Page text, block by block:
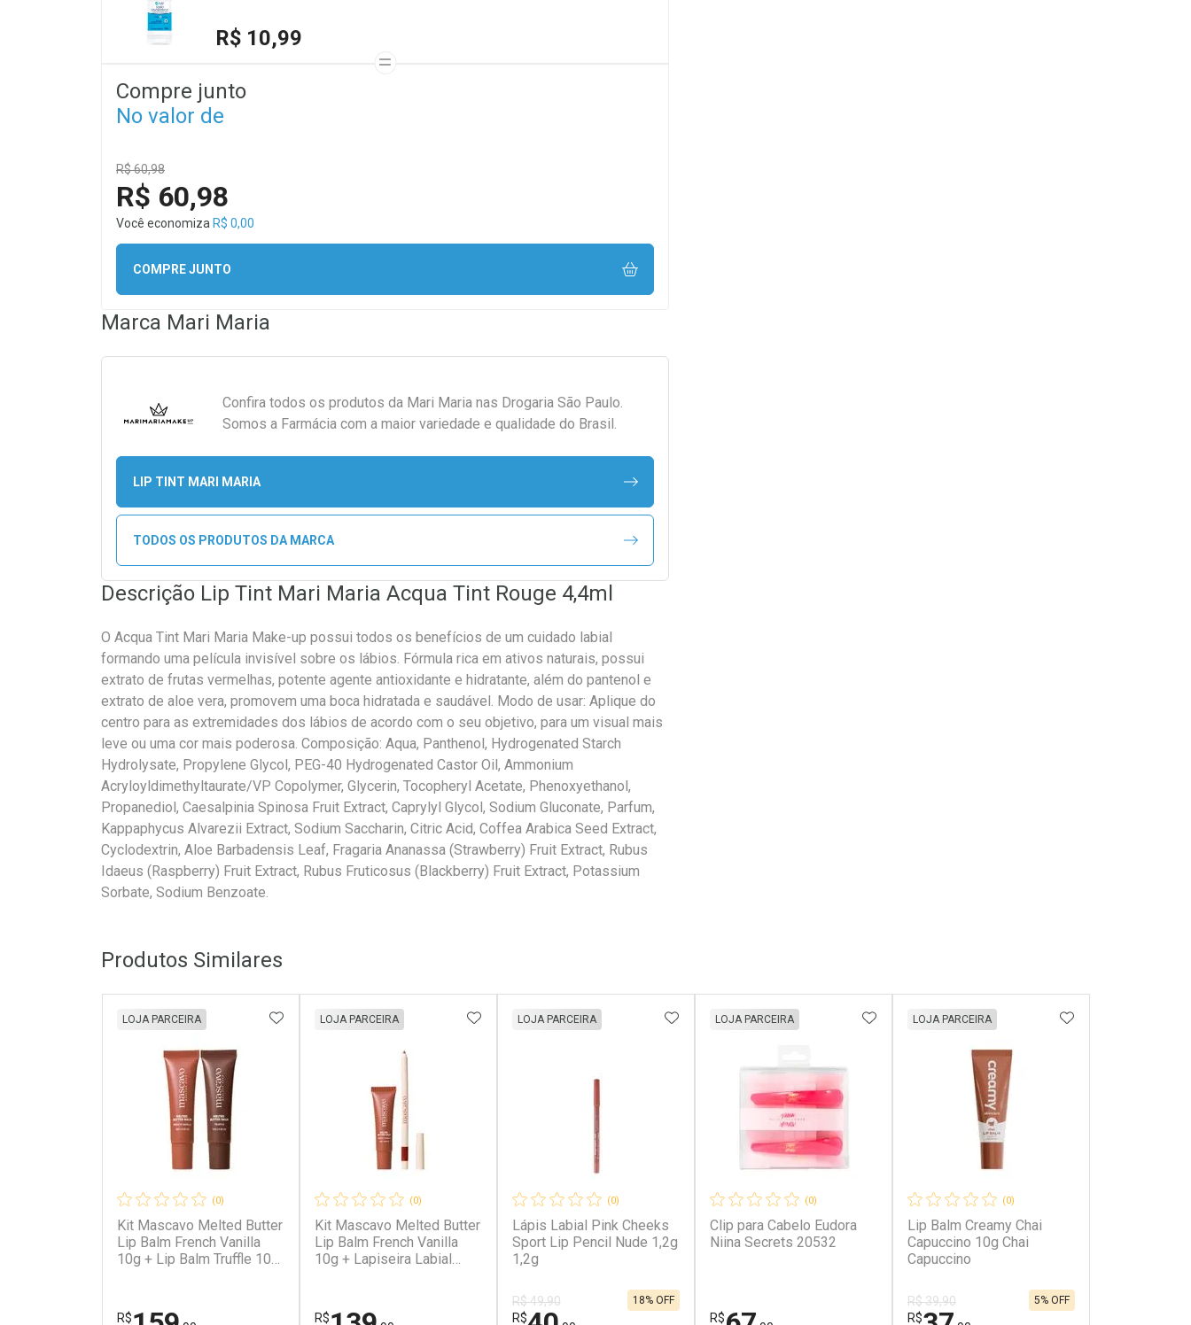
R$ 10,99
Compre junto
No valor de
R$ 60,98
R$ 60,98
Você economiza R$ 0,00
COMPRE JUNTO
Marca Mari Maria
Confira todos os produtos da Mari Maria nas Drogaria São Paulo.
Somos a Farmácia com a maior variedade e qualidade do Brasil.
LIP TINT MARI MARIA
TODOS OS PRODUTOS DA MARCA
Descrição Lip Tint Mari Maria Acqua Tint Rouge 4,4ml
O Acqua Tint Mari Maria Make-up possui todos os benefícios de um cuidado labial
formando uma película invisível sobre os lábios. Fórmula rica em ativos naturais, possui
extrato de frutas vermelhas, potente agente antioxidante e hidratante, além do pantenol e
extrato de aloe vera, promovem uma boca hidratada e saudável. Modo de usar: Aplique do
centro para as extremidades dos lábios de acordo com o seu objetivo, para um visual mais
leve ou uma cor mais poderosa. Composição: Aqua, Panthenol, Hydrogenated Starch
Hydrolysate, Propylene Glycol, PEG-40 Hydrogenated Castor Oil, Ammonium
Acryloyldimethyltaurate/VP Copolymer, Glycerin, Tocopheryl Acetate, Phenoxyethanol,
Propanediol, Caesalpinia Spinosa Fruit Extract, Caprylyl Glycol, Sodium Gluconate, Parfum,
Kappaphycus Alvarezii Extract, Sodium Saccharin, Citric Acid, Coffea Arabica Seed Extract,
Cyclodextrin, Aloe Barbadensis Leaf, Fragaria Ananassa (Strawberry) Fruit Extract, Rubus
Idaeus (Raspberry) Fruit Extract, Rubus Fruticosus (Blackberry) Fruit Extract, Potassium
Sorbate, Sodium Benzoate.
Produtos Similares
(0)
Kit Mascavo Melted Butter
Lip Balm French Vanilla
10g + Lip Balm Truffle 10g
LOJA PARCEIRA
R$
ADICIONAR AOS FAVORITOS
(0)
Kit Mascavo Melted Butter
Lip Balm French Vanilla
10g + Lapiseira Labial
LOJA PARCEIRA
R$
ADICIONAR AOS FAVORITOS
(0)
Lápis Labial Pink Cheeks
Sport Lip Pencil Nude 1,2g
1,2g
LOJA PARCEIRA
R$ 49,90
R$
18% OFF
ADICIONAR AOS FAVORITOS
(0)
Clip para Cabelo Eudora
Niina Secrets 20532
LOJA PARCEIRA
R$
ADICIONAR AOS FAVORITOS
(0)
Lip Balm Creamy Chai
Capuccino 10g Chai
Capuccino
LOJA PARCEIRA
R$ 39,90
R$
5% OFF
ADICIONAR AOS